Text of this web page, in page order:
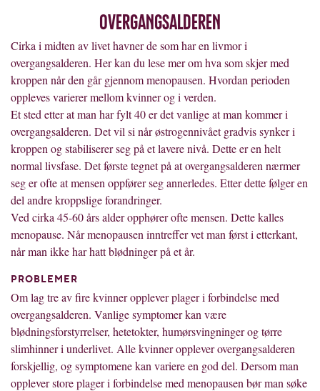
Overgangsalderen
Cirka i midten av livet havner de som har en livmor i
overgangsalderen. Her kan du lese mer om hva som skjer med
kroppen når den går gjennom menopausen. Hvordan perioden
oppleves varierer mellom kvinner og i verden.
Et sted etter at man har fylt 40 er det vanlige at man kommer i
overgangsalderen. Det vil si når østrogennivået gradvis synker i
kroppen og stabiliserer seg på et lavere nivå. Dette er en helt
normal livsfase. Det første tegnet på at overgangsalderen nærmer
seg er ofte at mensen oppfører seg annerledes. Etter dette følger en
del andre kroppslige forandringer.
Ved cirka 45-60 års alder opphører ofte mensen. Dette kalles
menopause. Når menopausen inntreffer vet man først i etterkant,
når man ikke har hatt blødninger på et år.
PROBLEMER
Om lag tre av fire kvinner opplever plager i forbindelse med
overgangsalderen. Vanlige symptomer kan være
blødningsforstyrrelser, hetetokter, humørsvingninger og tørre
slimhinner i underlivet. Alle kvinner opplever overgangsalderen
forskjellig, og symptomene kan variere en god del. Dersom man
opplever store plager i forbindelse med menopausen bør man søke